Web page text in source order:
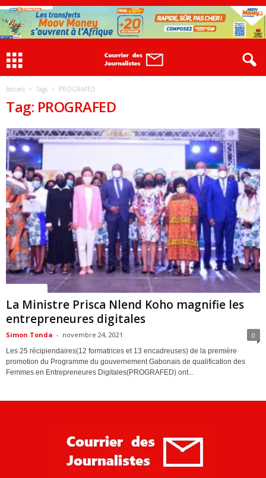
Accueil Tags PROGRAFED
Tag: PROGRAFED
La Ministre Prisca Nlend Koho magnifie les
entrepreneures digitales
Simon Tonda - novembre 24, 2021 0
Les 25 récipiendaires(12 formatrices et 13 encadreuses) de la première
promotion du Programme du gouvernement Gabonais de qualification des
Femmes en Entrepreneures Digitales(PROGRAFED) ont...